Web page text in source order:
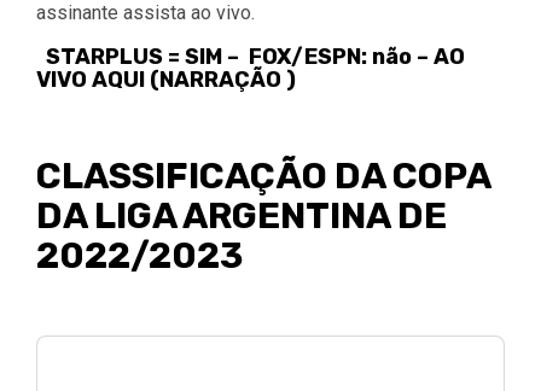
assinante assista ao vivo.
STARPLUS = SIM – FOX/ESPN: não – AO
VIVO AQUI (NARRAÇÃO )
CLASSIFICAÇÃO DA COPA
DA LIGA ARGENTINA DE
2022/2023